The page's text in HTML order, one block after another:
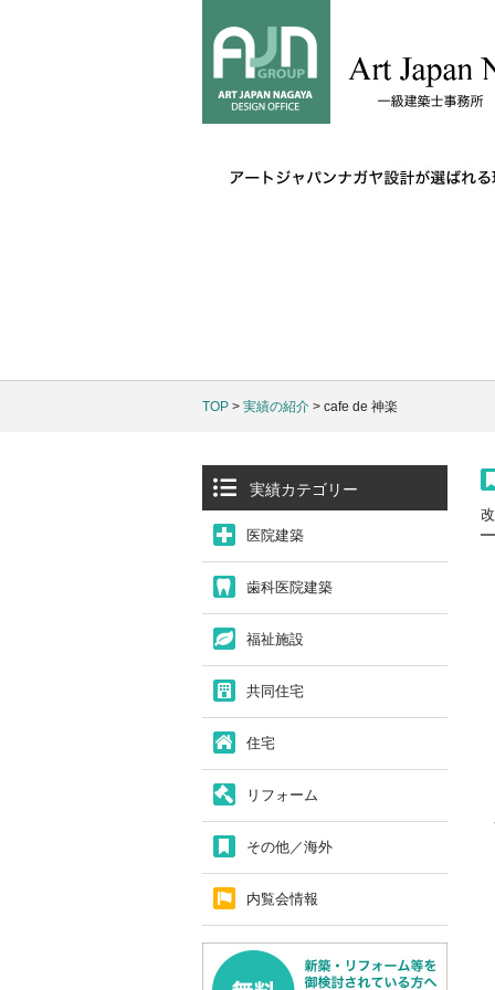
TOP > 実績の紹介 > cafe de 神楽
実績カテゴリー
医院建築
歯科医院建築
福祉施設
共同住宅
住宅
リフォーム
その他／海外
内覧会情報